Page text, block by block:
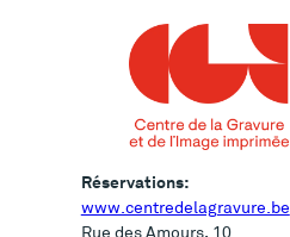
Réservations:
www.centredelagravure.be
Rue des Amours, 10